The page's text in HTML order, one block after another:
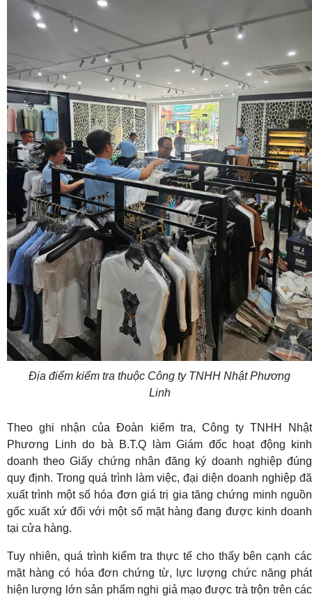
Địa điểm kiểm tra thuộc Công ty TNHH Nhật Phương
Linh
Theo ghi nhận của Đoàn kiểm tra, Công ty TNHH Nhật
Phương Linh do bà B.T.Q làm Giám đốc hoạt động kinh
doanh theo Giấy chứng nhận đăng ký doanh nghiệp đúng
quy định. Trong quá trình làm việc, đại diện doanh nghiệp đã
xuất trình một số hóa đơn giá trị gia tăng chứng minh nguồn
gốc xuất xứ đối với một số mặt hàng đang được kinh doanh
tại cửa hàng.
Tuy nhiên, quá trình kiểm tra thực tế cho thấy bên cạnh các
mặt hàng có hóa đơn chứng từ, lực lượng chức năng phát
hiện lượng lớn sản phẩm nghi giả mạo được trà trộn trên các